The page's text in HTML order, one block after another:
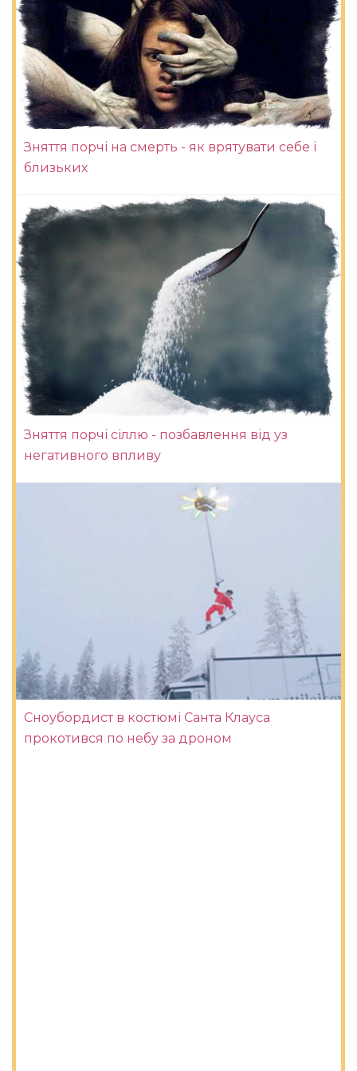
Зняття порчі на смерть - як врятувати себе і
близьких
Зняття порчі сіллю - позбавлення від уз
негативного впливу
Сноубордист в костюмі Санта Клауса
прокотився по небу за дроном